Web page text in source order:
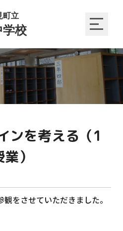
ンを考える（1
）
をさせていただきました。